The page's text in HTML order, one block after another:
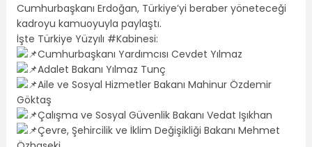
Cumhurbaşkanı Erdoğan, Türkiye’yi beraber yöneteceği
kadroyu kamuoyuyla paylaştı.
İşte Türkiye Yüzyılı #Kabinesi:
Cumhurbaşkanı Yardımcısı Cevdet Yılmaz
Adalet Bakanı Yılmaz Tunç
Aile ve Sosyal Hizmetler Bakanı Mahinur Özdemir
Göktaş
Çalışma ve Sosyal Güvenlik Bakanı Vedat Işıkhan
Çevre, Şehircilik ve İklim Değişikliği Bakanı Mehmet